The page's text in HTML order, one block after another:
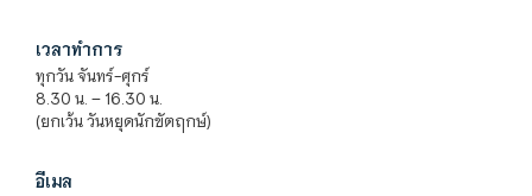
เวลาทำการ
ทุกวัน จันทร์-ศุกร์
8.30 น. – 16.30 น.
(ยกเว้น วันหยุดนักขัตฤกษ์)
อีเมล